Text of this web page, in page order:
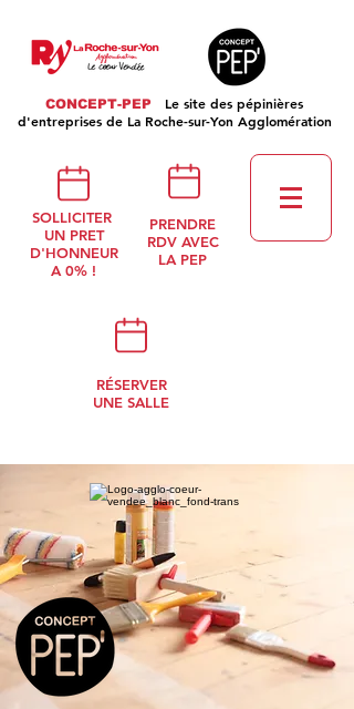
CONCEPT-PEP
Le site des pépinières
d'entreprises de La Roche-sur-Yon Agglomération
SOLLICITER
UN PRET
D'HONNEUR
A 0% !
PRENDRE
RDV AVEC
LA PEP
RÉSERVER
UNE SALLE